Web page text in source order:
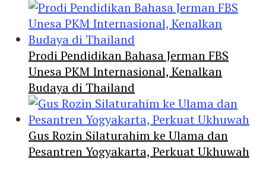
Prodi Pendidikan Bahasa Jerman FBS
Unesa PKM Internasional, Kenalkan
Budaya di Thailand
Gus Rozin Silaturahim ke Ulama dan
Pesantren Yogyakarta, Perkuat Ukhuwah